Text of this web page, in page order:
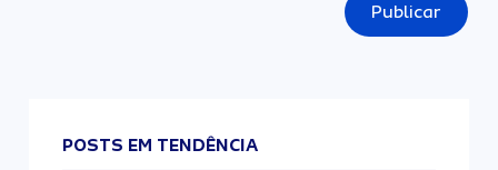
Publicar
POSTS EM TENDÊNCIA